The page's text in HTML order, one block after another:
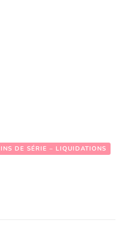
DE SÉRIE – LIQUIDATIONS